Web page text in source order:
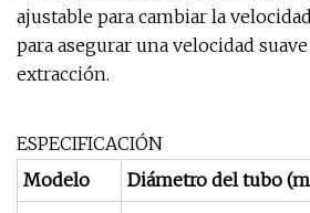
ajustable para cambiar la
para asegurar una velocidad
extracción.
ESPECIFICACIÓN
Modelo
Diámetro del tubo